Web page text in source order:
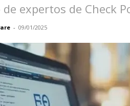
expertos de Check
- 09/01/2025